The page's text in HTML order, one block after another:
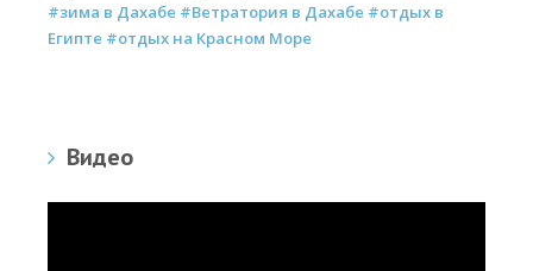
#зима в Дахабе #Ветратория в Дахабе #отдых в
Египте #отдых на Красном Море
Видео